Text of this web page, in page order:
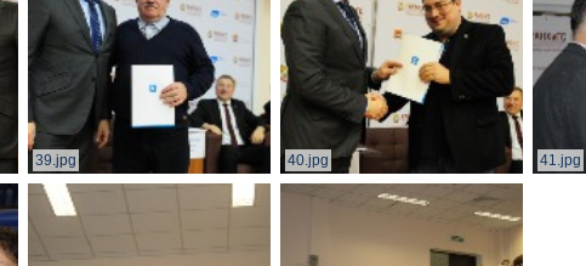
39.jpg 40.jpg 41.jpg